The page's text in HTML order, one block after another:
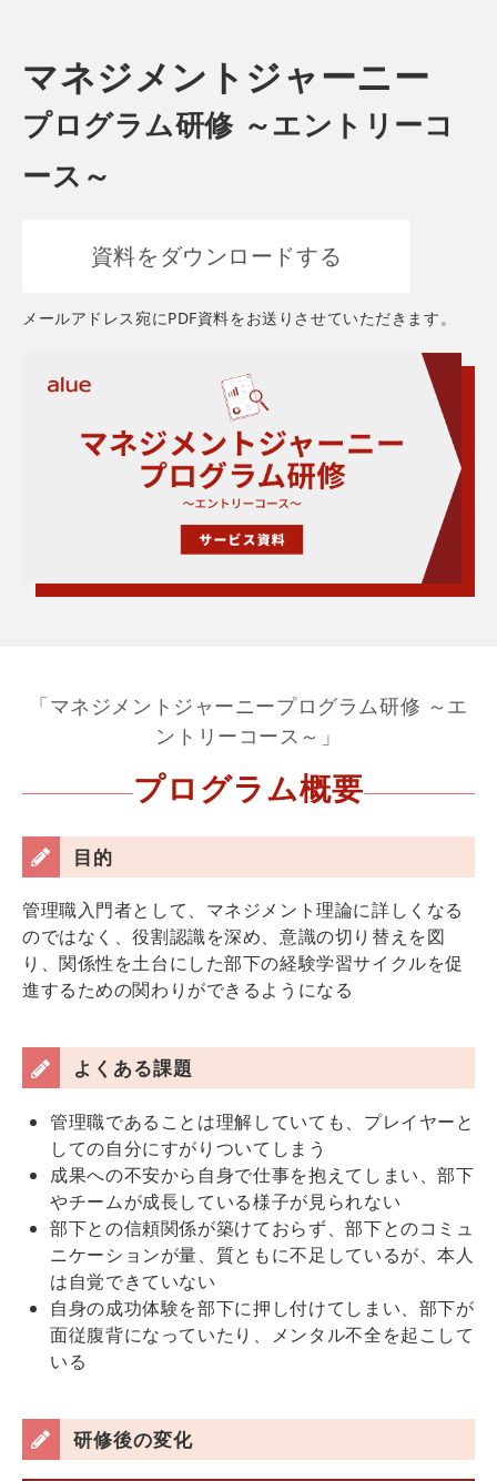
マネジメントジャーニー
プログラム研修 ～エントリーコ
ース～
資料をダウンロードする
メールアドレス宛にPDF資料をお送りさせていただきます。
「マネジメントジャーニープログラム研修 ～エ
ントリーコース～」
プログラム概要
目的
管理職入門者として、マネジメント理論に詳しくなる
のではなく、役割認識を深め、意識の切り替えを図
り、関係性を土台にした部下の経験学習サイクルを促
進するための関わりができるようになる
よくある課題
管理職であることは理解していても、プレイヤーと
しての自分にすがりついてしまう
成果への不安から自身で仕事を抱えてしまい、部下
やチームが成長している様子が見られない
部下との信頼関係が築けておらず、部下とのコミュ
ニケーションが量、質ともに不足しているが、本人
は自覚できていない
自身の成功体験を部下に押し付けてしまい、部下が
面従腹背になっていたり、メンタル不全を起こして
いる
研修後の変化